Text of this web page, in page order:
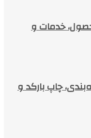
خدمات و
چاپ بارکد و